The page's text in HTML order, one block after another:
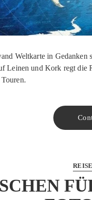
Weltkarte in Gedanken
Leinen und Kork regt die